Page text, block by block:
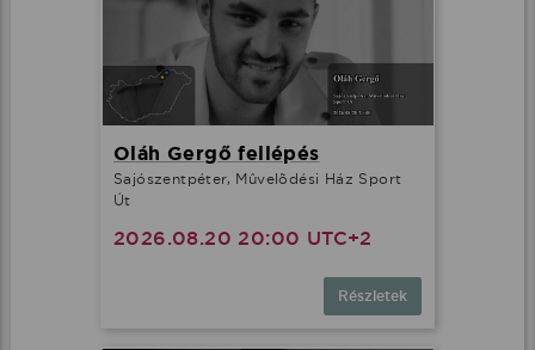
Oláh Gergő fellépés
Sajószentpéter, Mûvelõdési Ház Sport
Út
2026.08.20 20:00 UTC+2
Részletek